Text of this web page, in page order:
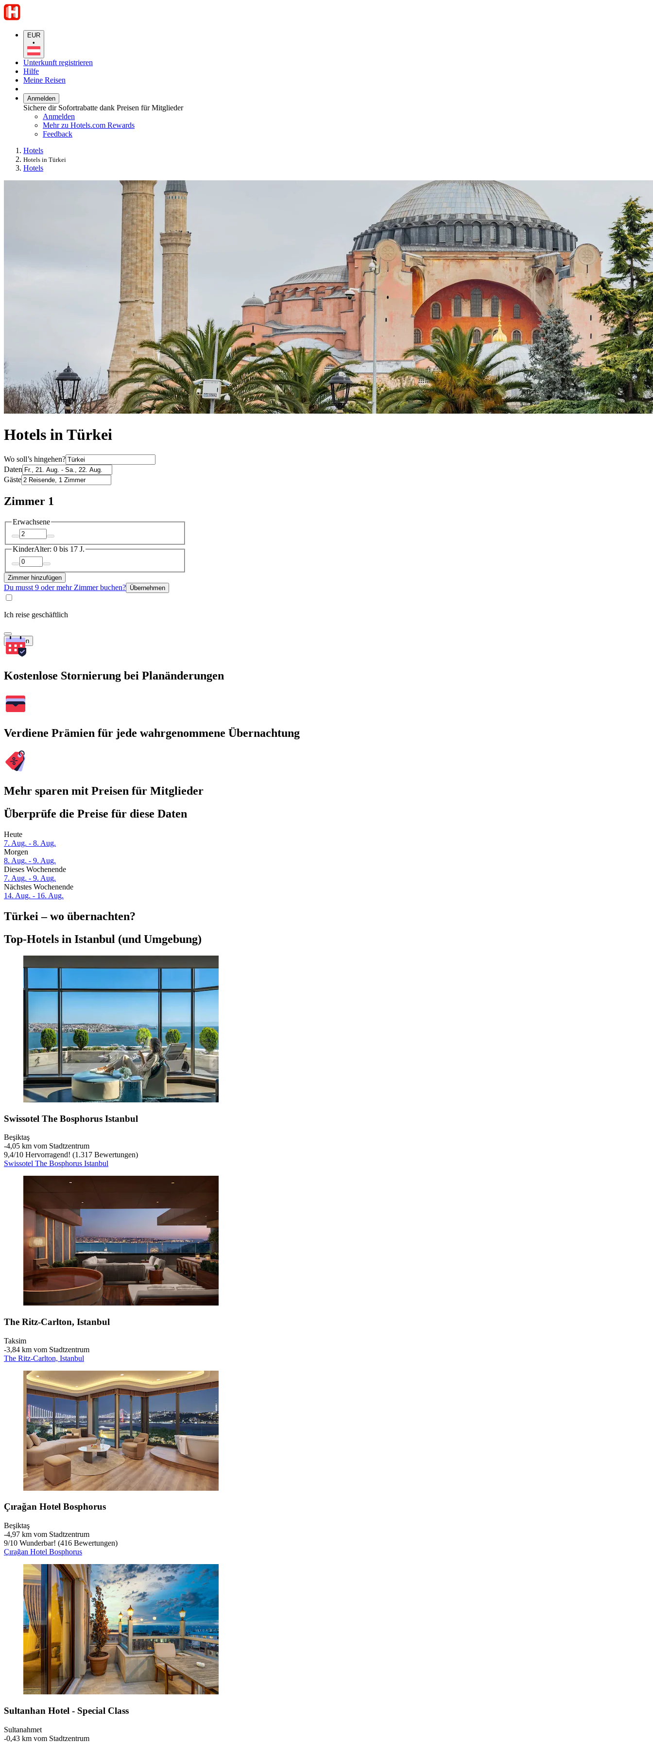
EUR
•
Unterkunft registrieren
Hilfe
Meine Reisen
Anmelden
Sichere dir Sofortrabatte dank Preisen für Mitglieder
Anmelden
Mehr zu Hotels.com Rewards
Feedback
Hotels
Hotels in Türkei
Hotels
Hotels in Türkei
Wo soll’s hingehen?
Daten
Gäste
Zimmer 1
Erwachsene
KinderAlter: 0 bis 17 J.
Zimmer hinzufügen
Du musst 9 oder mehr Zimmer buchen? Übernehmen
Ich reise geschäftlich
Suchen
Kostenlose Stornierung bei Planänderungen
Verdiene Prämien für jede wahrgenommene Übernachtung
Mehr sparen mit Preisen für Mitglieder
Überprüfe die Preise für diese Daten
Heute
7. Aug. - 8. Aug.
Morgen
8. Aug. - 9. Aug.
Dieses Wochenende
7. Aug. - 9. Aug.
Nächstes Wochenende
14. Aug. - 16. Aug.
Türkei – wo übernachten?
Top-Hotels in Istanbul (und Umgebung)
Swissotel The Bosphorus Istanbul
Beşiktaş
‐4,05 km vom Stadtzentrum
9,4/10 Hervorragend! (1.317 Bewertungen)
Swissotel The Bosphorus Istanbul
The Ritz-Carlton, Istanbul
Taksim
‐3,84 km vom Stadtzentrum
The Ritz-Carlton, Istanbul
Çırağan Hotel Bosphorus
Beşiktaş
‐4,97 km vom Stadtzentrum
9/10 Wunderbar! (416 Bewertungen)
Çırağan Hotel Bosphorus
Sultanhan Hotel - Special Class
Sultanahmet
‐0,43 km vom Stadtzentrum